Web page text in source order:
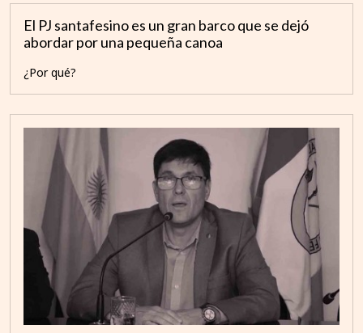
El PJ santafesino es un gran barco que se dejó
abordar por una pequeña canoa
¿Por qué?